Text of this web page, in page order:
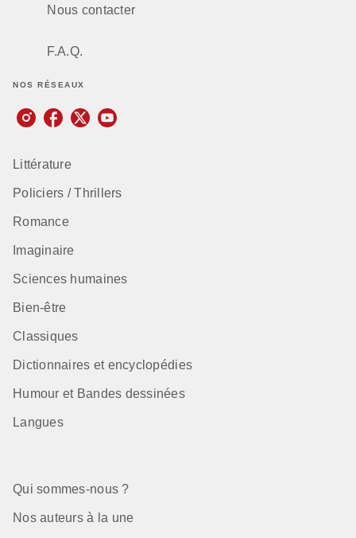
Nous contacter
F.A.Q.
NOS RÉSEAUX
Littérature
Policiers / Thrillers
Romance
Imaginaire
Sciences humaines
Bien-être
Classiques
Dictionnaires et encyclopédies
Humour et Bandes dessinées
Langues
Qui sommes-nous ?
Nos auteurs à la une